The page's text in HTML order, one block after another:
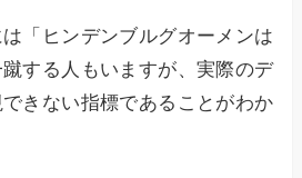
「ヒンデンブルグオーメンは
する人もいますが、実際のデ
きない指標であることがわか